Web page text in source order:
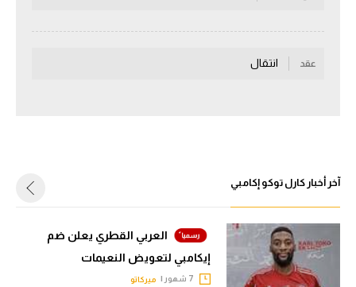
رياضات أخرى
كرة السلة الأمريكية
كرة سلة
عقد انتقال
آخر أخبار كارل توكو إكامبي
العربي القطري يعلن ضم
إيكامبي لتعويض النعيمات
ميركاتو